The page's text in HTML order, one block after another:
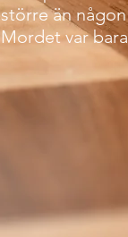
större än
Mordet var